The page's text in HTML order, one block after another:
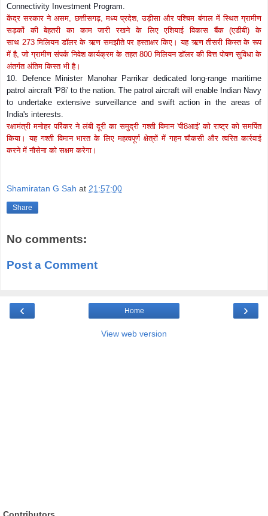
Connectivity Investment Program.
केंद्र सरकार ने असम,छत्तीसगढ़,मध्य प्रदेश,उड़ीसा और पश्चिम बंगाल में स्थित ग्रामीण
सड़कों की बेहतरी का काम जारी रखने के लिए एशि‍याई विकास बैंक (एडीबी) के
साथ 273मिलियन डॉलर के ऋण समझौते पर हस्ताक्षर किए। यह ऋण तीसरी किस्त के रूप
में है,जो ग्रामीण संपर्क निवेश कार्यक्रम के तहत 800मिलियन डॉलर की वित्त पोषण सुविधा के
अंतर्गत अंतिम किस्त भी है।
10. Defence Minister Manohar Parrikar dedicated long-range maritime
patrol aircraft 'P8i' to the nation. The patrol aircraft will enable Indian Navy
to undertake extensive surveillance and swift action in the areas of
India's interests.
रक्षामंत्री मनोहर पर्रिकर ने लंबी दूरी का समुद्री गश्ती विमान 'पी8आई'को राष्ट्र को समर्पित
किया। यह गश्ती विमान भारत के लिए महत्वपूर्ण क्षेत्रों में गहन चौकसी और त्वरित कार्रवाई
करने में नौसेना को सक्षम करेगा।
Shamiratan G Sah at 21:57:00
Share
No comments:
Post a Comment
‹ ›
Home
View web version
Contributors